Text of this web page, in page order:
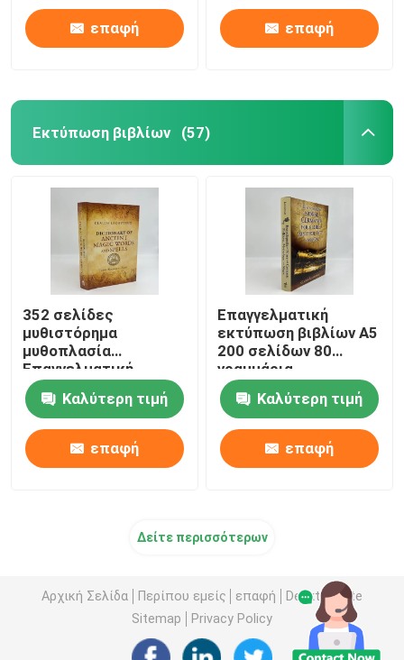
επαφή επαφή
Εκτύπωση βιβλίων (57)
352 σελίδες
μυθιστόρημα
μυθοπλασία
Επαγγελματική
εκτύπωση βιβλίων
Υπηρεσίες
εκτύπωσης οφσέτ
80gm
Καλύτερη τιμή
επαφή
Επαγγελματική
εκτύπωση βιβλίων A5
200 σελίδων 80
γραμμάρια
Καλύτερη τιμή
επαφή
Δείτε περισσότερων
Αρχική Σελίδα Περίπου εμείς επαφή
Desktop Site
Sitemap
Privacy Policy